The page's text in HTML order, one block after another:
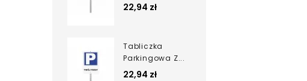
22,94 zł
Tabliczka
Parkingowa Z...
22,94 zł